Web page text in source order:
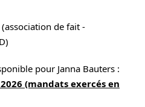
(association de fait -
pour Janna Bauters :
(mandats exercés en